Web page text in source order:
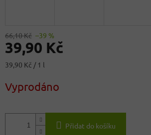
66,10 Kč –39 %
39,90 Kč
Měrná
39,90 Kč / 1 l
Vyprodáno
Přidat do košíku